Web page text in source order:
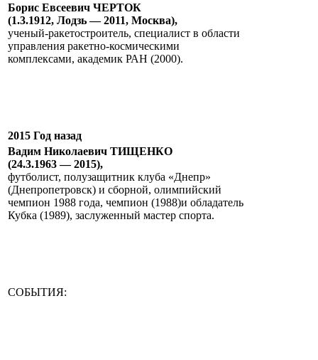
Борис Евсеевич ЧЕРТОК
(1.3.1912, Лодзь — 2011, Москва),
ученый-ракетостроитель, специалист в области
управления ракетно-космическими
комплексами, академик РАН (2000).
2015 Год назад
Вадим Николаевич ТИЩЕНКО
(24.3.1963 — 2015),
футболист, полузащитник клуба «Днепр»
(Днепропетровск) и сборной, олимпийский
чемпион 1988 года, чемпион (1988)и обладатель
Кубка (1989), заслуженный мастер спорта.
СОБЫТИЯ: